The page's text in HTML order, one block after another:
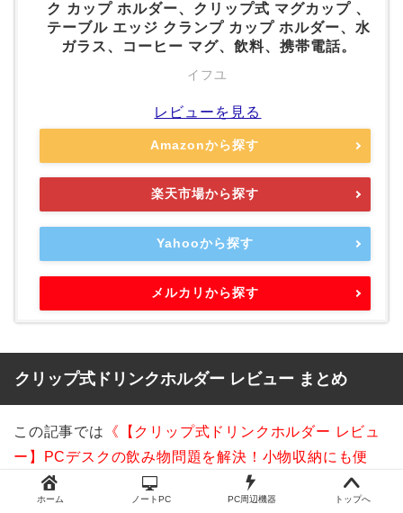
ク カップ ホルダー、クリップ式 マグカップ 、
テーブル エッジ クランプ カップ ホルダー、水
ガラス、コーヒー マグ、飲料、携帯電話。
イフユ
レビューを見る
Amazonから探す
楽天市場から探す
Yahooから探す
メルカリから探す
クリップ式ドリンクホルダー レビュー まとめ
この記事では
《【クリップ式ドリンクホルダー レビュ
ー】PCデスクの飲み物問題を解決！小物収納にも便
利》についてまとめてきました。
ホーム ノートPC PC周辺機器 トップへ